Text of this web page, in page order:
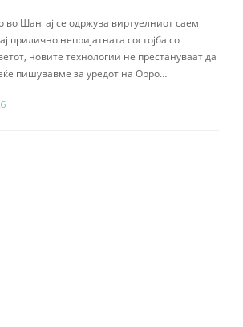
во Шангај се одржува виртуелниот саем
прилично непријатната состојба со
новите технологии не престануваат да
пишувавме за уредот на Oppo…